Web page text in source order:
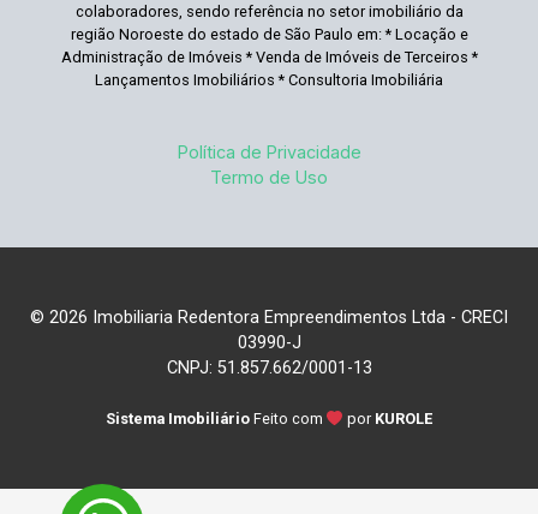
colaboradores, sendo referência no setor imobiliário da
região Noroeste do estado de São Paulo em: * Locação e
Administração de Imóveis * Venda de Imóveis de Terceiros *
Lançamentos Imobiliários * Consultoria Imobiliária
Política de Privacidade
Termo de Uso
© 2026 Imobiliaria Redentora Empreendimentos Ltda - CRECI
03990-J
CNPJ: 51.857.662/0001-13
Sistema Imobiliário Feito com por KUROLE